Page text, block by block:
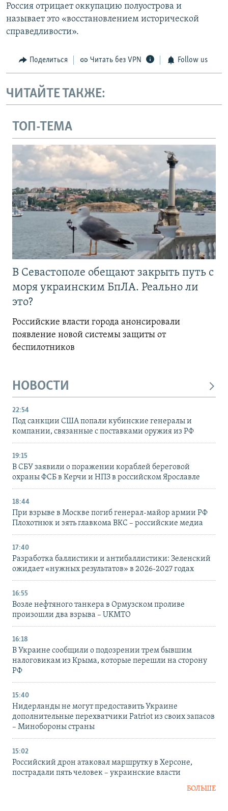
Россия отрицает оккупацию полуострова и
называет это «восстановлением исторической
справедливости».
Поделиться Читать без VPN Follow us
ЧИТАЙТЕ ТАКЖЕ:
ТОП-ТЕМА
В Севастополе обещают закрыть путь с
моря украинским БпЛА. Реально ли
это?
Российские власти города анонсировали
появление новой системы защиты от
беспилотников
НОВОСТИ
22:54
Под санкции США попали кубинские генералы и
компании, связанные с поставками оружия из РФ
19:15
В СБУ заявили о поражении кораблей береговой
охраны ФСБ в Керчи и НПЗ в российском Ярославле
18:44
При взрыве в Москве погиб генерал-майор армии РФ
Плохотнюк и зять главкома ВКС – российские медиа
17:40
Разработка баллистики и антибаллистики: Зеленский
ожидает «нужных результатов» в 2026-2027 годах
16:55
Возле нефтяного танкера в Ормузском проливе
произошли два взрыва – UKMTO
16:18
В Украине сообщили о подозрении трем бывшим
налоговикам из Крыма, которые перешли на сторону
РФ
15:40
Нидерланды не могут предоставить Украине
дополнительные перехватчики Patriot из своих запасов
– Минобороны страны
15:02
Российский дрон атаковал маршрутку в Херсоне,
пострадали пять человек – украинские власти
БОЛЬШЕ